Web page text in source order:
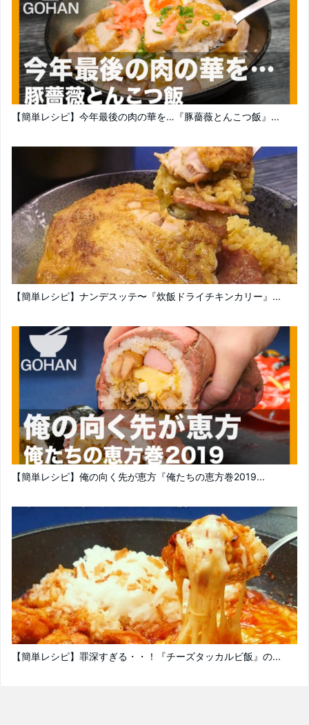
【簡単レシピ】今年最後の肉の華を…『豚薔薇とんこつ飯』...
【簡単レシピ】ナンデスッテ〜『炊飯ドライチキンカリー』...
【簡単レシピ】俺の向く先が恵方『俺たちの恵方巻2019...
【簡単レシピ】罪深すぎる・・！『チーズタッカルビ飯』の...